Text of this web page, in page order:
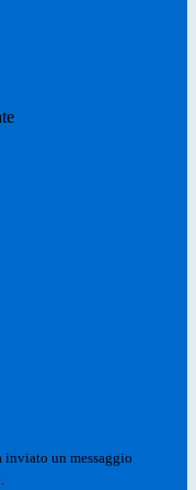
inviato un messaggio